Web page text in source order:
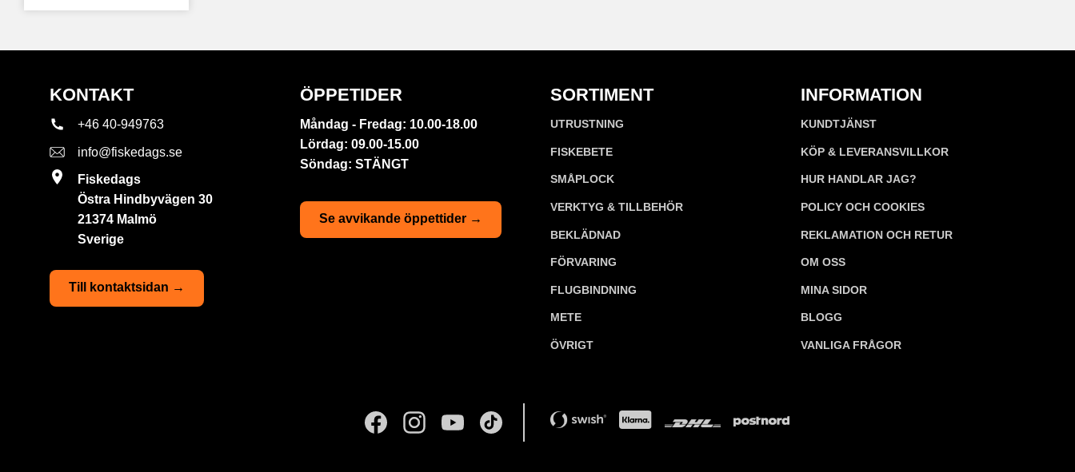
KONTAKT
+46 40-949763
info@fiskedags.se
Fiskedags
Östra Hindbyvägen 30
21374 Malmö
Sverige
Till kontaktsidan →
ÖPPETIDER
Måndag - Fredag: 10.00-18.00
Lördag: 09.00-15.00
Söndag: STÄNGT
Se avvikande öppettider →
SORTIMENT
UTRUSTNING
FISKEBETE
SMÅPLOCK
VERKTYG & TILLBEHÖR
BEKLÄDNAD
FÖRVARING
FLUGBINDNING
METE
ÖVRIGT
INFORMATION
KUNDTJÄNST
KÖP & LEVERANSVILLKOR
HUR HANDLAR JAG?
POLICY OCH COOKIES
REKLAMATION OCH RETUR
OM OSS
MINA SIDOR
BLOGG
VANLIGA FRÅGOR